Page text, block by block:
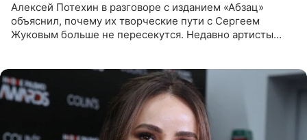
Алексей Потехин в разговоре с изданием «Абзац»
объяснил, почему их творческие пути с Сергеем
Жуковым больше не пересекутся. Недавно артисты